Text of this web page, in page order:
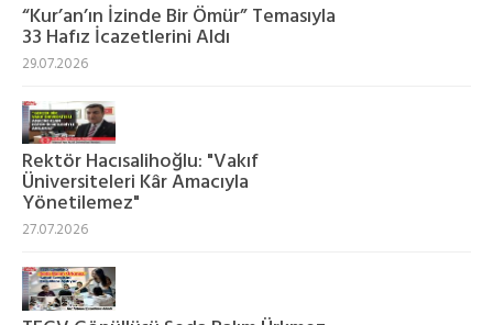
“Kur’an’ın İzinde Bir Ömür” Temasıyla
33 Hafız İcazetlerini Aldı
29.07.2026
Rektör Hacısalihoğlu: "Vakıf
Üniversiteleri Kâr Amacıyla
Yönetilemez"
27.07.2026